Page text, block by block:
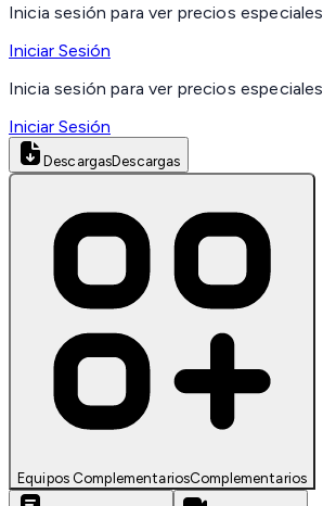
Inicia sesión para ver precios especiales
Iniciar Sesión
Inicia sesión para ver precios especiales
Iniciar Sesión
DescargasDescargas
Equipos ComplementariosComplementarios